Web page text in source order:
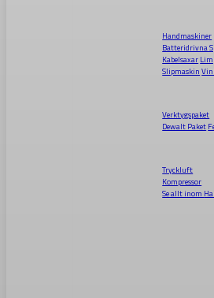
Handmaskiner
Batteridrivna
Kabelsaxar
Slipmaskin
Verktygspaket
Dewalt Paket
Tryckluft
Kompressor
Se allt inom